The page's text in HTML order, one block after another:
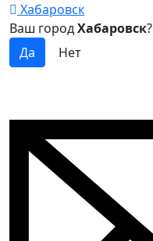
Хабаровск
Ваш городХабаровск?